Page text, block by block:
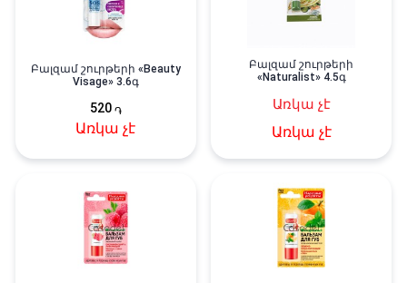
Բալզամ շուրթերի «Beauty
Visage» 3.6գ
520 ֏
Առկա չէ
Բալզամ շուրթերի
«Naturalist» 4․5գ
Առկա չէ
Առկա չէ